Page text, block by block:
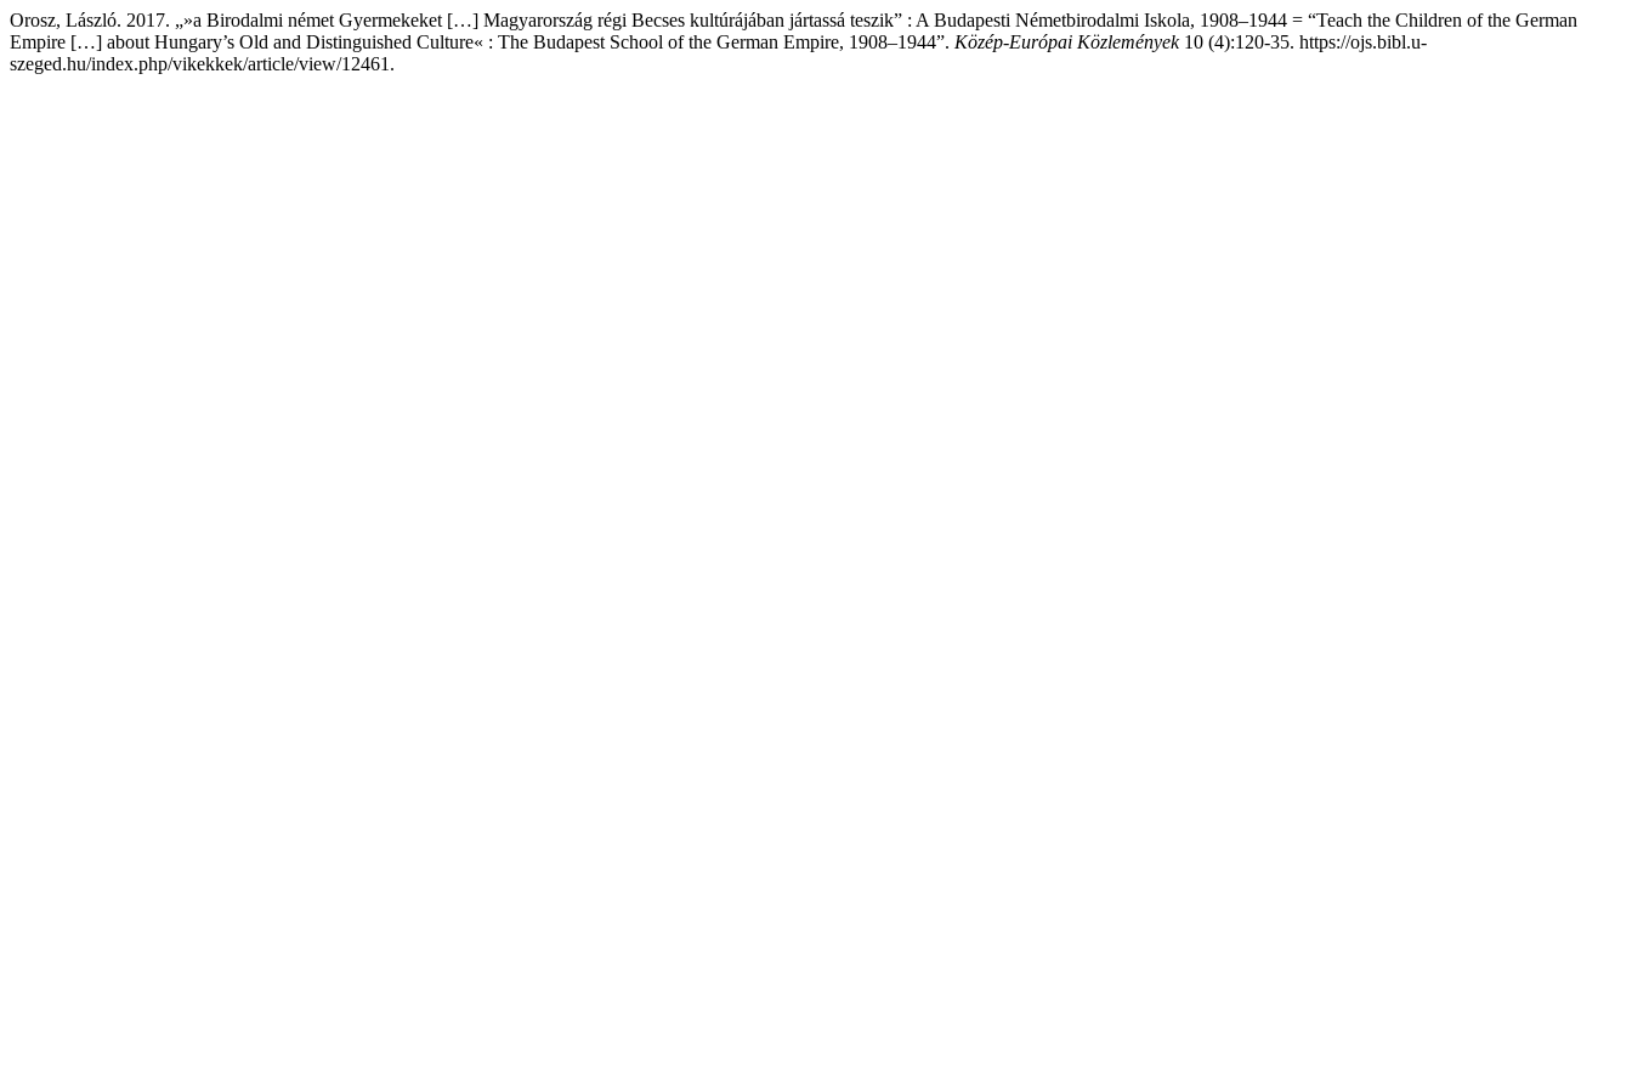
Orosz, László. 2017. „»a Birodalmi német Gyermekeket […] Magyarország régi Becses kultúrájában jártassá teszik” : A Budapesti Németbirodalmi Iskola, 1908–1944 = “Teach the Children of the German
Empire […] about Hungary’s Old and Distinguished Culture« : The Budapest School of the German Empire, 1908–1944”. Közép-Európai Közlemények10 (4):120-35. https://ojs.bibl.u-
szeged.hu/index.php/vikekkek/article/view/12461.